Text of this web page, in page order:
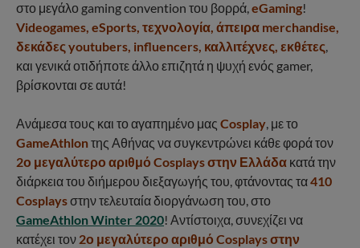
στο μεγάλο gaming convention του βορρά,eGaming!
Videogames, eSports, τεχνολογία, άπειρα merchandise,
δεκάδες youtubers, influencers, καλλιτέχνες, εκθέτες,
και γενικά οτιδήποτε άλλο επιζητά η ψυχή ενός gamer,
βρίσκονται σε αυτά!
Ανάμεσα τους και το αγαπημένο μας Cosplay, με το
GameAthlonτης Αθήνας να συγκεντρώνει κάθε φορά τον
2ο μεγαλύτερο αριθμό Cosplays στην Ελλάδα κατά την
διάρκεια του διήμερου διεξαγωγής του, φτάνοντας τα410
Cosplaysστην τελευταία διοργάνωση του, στο
GameAthlon Winter 2020! Αντίστοιχα, συνεχίζει να
κατέχει τον 2ο μεγαλύτερο αριθμό Cosplays στην